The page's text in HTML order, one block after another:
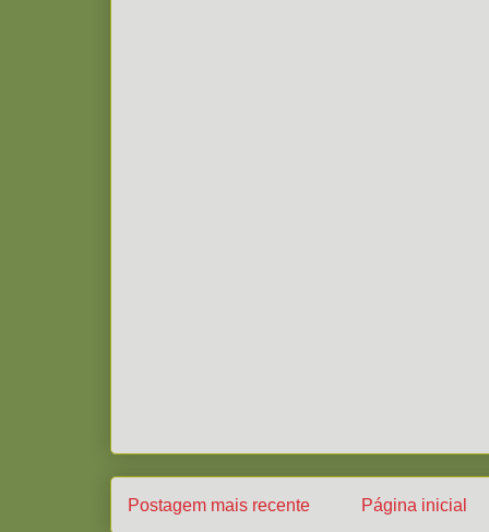
Postagem mais recente Página inicial